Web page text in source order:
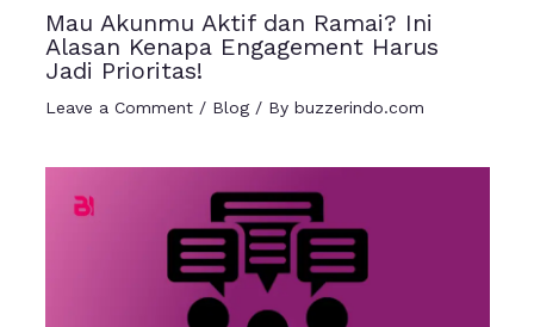
Mau Akunmu Aktif dan Ramai? Ini
Alasan Kenapa Engagement Harus
Jadi Prioritas!
Leave a Comment / Blog/ By buzzerindo.com